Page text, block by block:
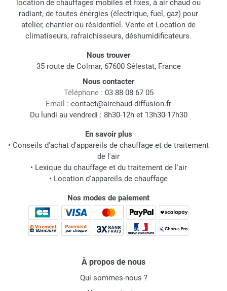
location de chauffages mobiles et fixes, à air chaud ou
radiant, de toutes énergies (électrique, fuel, gaz) pour
atelier, chantier ou résidentiel. Vente et Location de
climatiseurs, rafraichisseurs, déshumidificateurs.
Nous trouver
35 route de Colmar, 67600 Sélestat, France
Nous contacter
Téléphone : 03 88 08 67 05
Email : contact@airchaud-diffusion.fr
Du lundi au vendredi : 8h30-12h et 13h30-17h30
En savoir plus
• Conseils d'achat d'appareils de chauffage et de traitement
de l'air
• Lexique du chauffage et du traitement de l'air
• Location d'appareils de chauffage
Nos modes de paiement
À propos de nous
Qui sommes-nous ?